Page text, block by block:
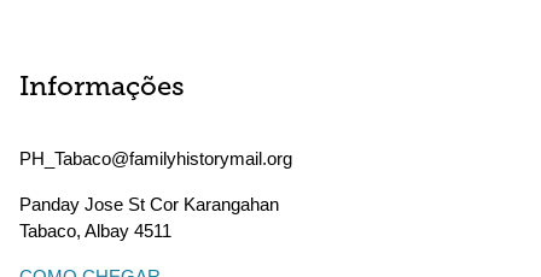
Informações
PH_Tabaco@familyhistorymail.org
Panday Jose St Cor Karangahan
Tabaco, Albay 4511